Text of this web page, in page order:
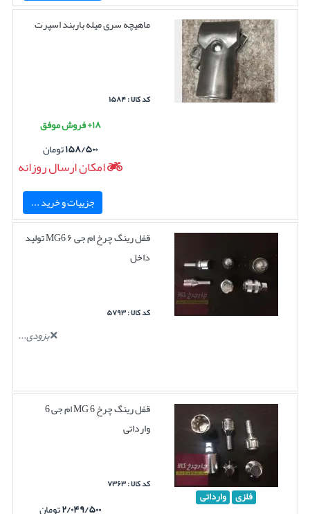
ماهیچه سری میله باربند اسپرت
کد کالا : ۱۵۸۴
۱۸+ فروش موفق
۱۵۸/۵۰۰تومان
امکان ارسال روزانه
جزییات و خرید ...
قفل رینگ چرخ ام جی ۶ MG6 تولید
داخل
کد کالا : ۵۷۹۳
بزودی...
فلزی وارداتی
قفل رینگ چرخ MG 6 ام جی 6
وارداتی
کد کالا : ۷۳۶۳
۲/۰۴۹/۵۰۰تومان